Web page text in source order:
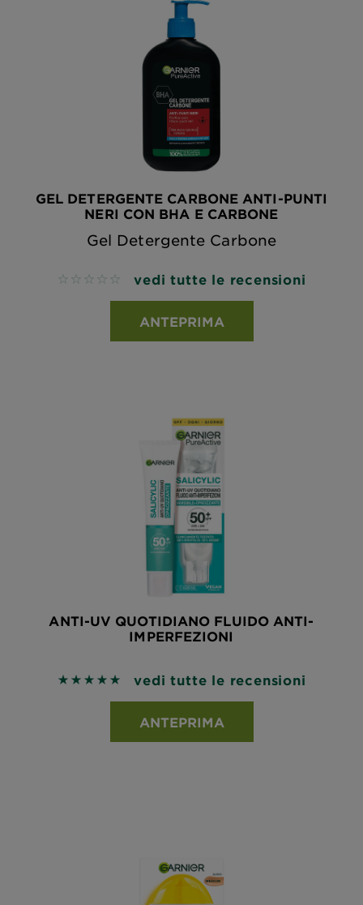
GEL DETERGENTE CARBONE ANTI-PUNTI
NERI CON BHA E CARBONE
Gel Detergente Carbone
No reviews vedi tutte le recensioni
ANTEPRIMA
ANTI-UV QUOTIDIANO FLUIDO ANTI-
IMPERFEZIONI
5 out of 5 stars based on reviews
vedi tutte le recensioni
ANTEPRIMA